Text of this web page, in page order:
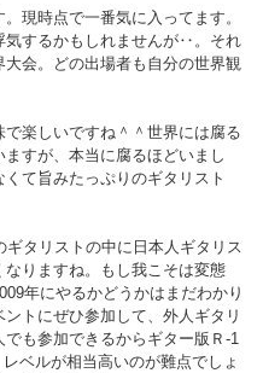
現時点で一番気に入ってます。
気するかもしれませんが‥。それ
会。どの出場者も自分の世界観
楽しいですね＾＾世界には腐る
すが、本当に腐るほどいまし
て旨みたっぷりのギタリスト
タリストの中に日本人ギタリス
なりますね。もし我こそは変態
年にやるかどうかはまだわかり
トにぜひ参加して、外人ギタリ
も参加できるからギター版Ｒ-1
ベルが相当高いのが難点でしょ